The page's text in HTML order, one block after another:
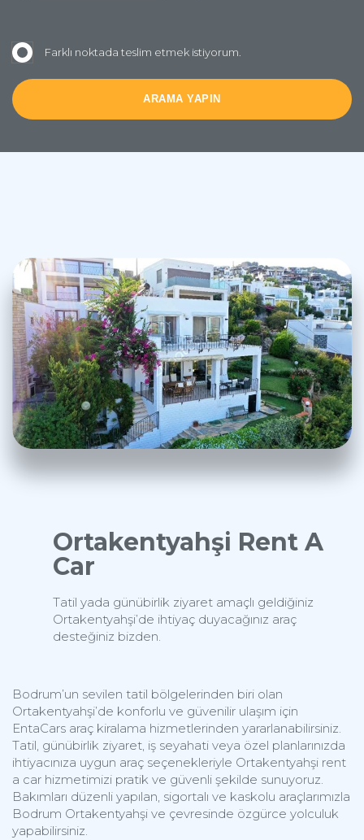
Farklı noktada teslim etmek istiyorum.
ARAMA YAPIN
Ortakentyahşi Rent A
Car
Tatil yada günübirlik ziyaret amaçlı geldiğiniz
Ortakentyahşi’de ihtiyaç duyacağınız araç
desteğiniz bizden.
Bodrum’un sevilen tatil bölgelerinden biri olan
Ortakentyahşi’de konforlu ve güvenilir ulaşım için
EntaCars araç kiralama hizmetlerinden yararlanabilirsiniz.
Tatil, günübirlik ziyaret, iş seyahati veya özel planlarınızda
ihtiyacınıza uygun araç seçenekleriyle Ortakentyahşi rent
a car hizmetimizi pratik ve güvenli şekilde sunuyoruz.
Bakımları düzenli yapılan, sigortalı ve kaskolu araçlarımızla
Bodrum Ortakentyahşi ve çevresinde özgürce yolculuk
yapabilirsiniz.